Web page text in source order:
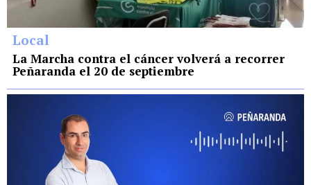
Local
La Marcha contra el cáncer volverá a recorrer
Peñaranda el 20 de septiembre